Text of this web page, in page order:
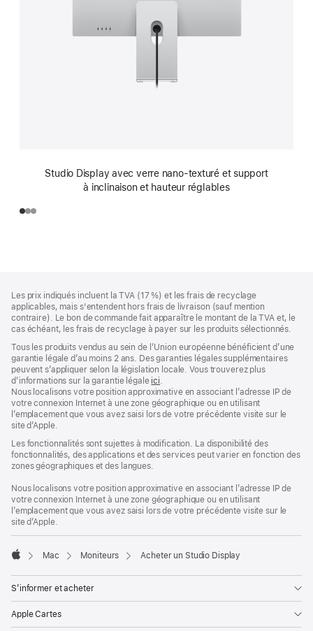
Studio Display avec verre nano-texturé et support
à inclinaison et hauteur réglables
de
page
de
bas
de
Les prix indiqués incluent la TVA (17 %) et les frais de recyclage
applicables, mais s'entendent hors frais de livraison (sauf mention
contraire). Le bon de commande fait apparaître le montant de la TVA et, le
cas échéant, les frais de recyclage à payer sur les produits sélectionnés.
Tous les produits vendus au sein de l’Union européenne bénéficient d’une
garantie légale d’au moins 2 ans. Des garanties légales supplémentaires
peuvent s’appliquer selon la législation locale. Vous trouverez plus
d’informations sur la garantie légale ici.
Nous localisons votre position approximative en associant l’adresse IP de
votre connexion Internet à une zone géographique ou en utilisant
l’emplacement que vous avez saisi lors de votre précédente visite sur le
site d’Apple.
Les fonctionnalités sont sujettes à modification. La disponibilité des
fonctionnalités, des applications et des services peut varier en fonction des
zones géographiques et des langues.
Nous localisons votre position approximative en associant l’adresse IP de
votre connexion Internet à une zone géographique ou en utilisant
l’emplacement que vous avez saisi lors de votre précédente visite sur le
site d’Apple.
Mac Moniteurs Acheter un Studio Display
S’informer et acheter
Apple Cartes